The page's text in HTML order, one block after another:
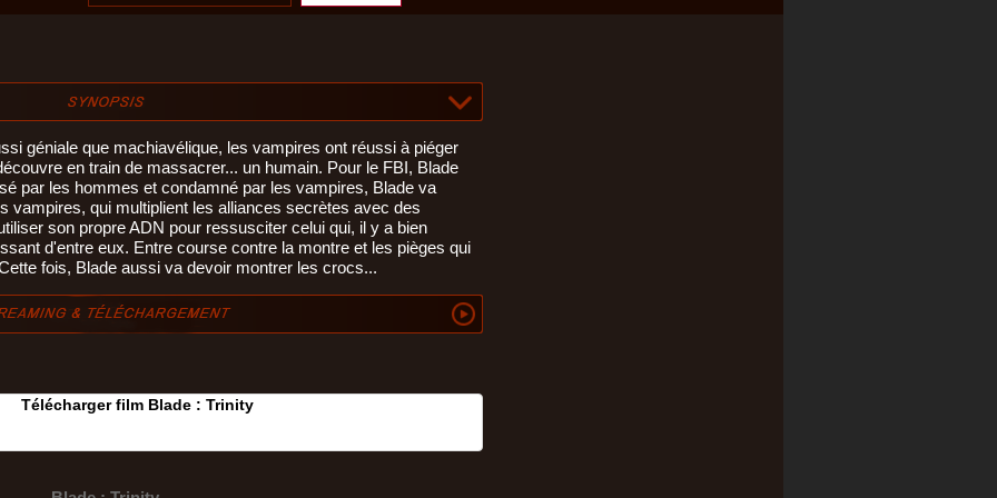
géniale que machiavélique, les vampires ont réussi à piéger
en train de massacrer... un humain. Pour le FBI, Blade
par les hommes et condamné par les vampires, Blade va
vampires, qui multiplient les alliances secrètes avec des
son propre ADN pour ressusciter celui qui, il y a bien
d'entre eux. Entre course contre la montre et les pièges qui
fois, Blade aussi va devoir montrer les crocs...
Télécharger film Blade : Trinity